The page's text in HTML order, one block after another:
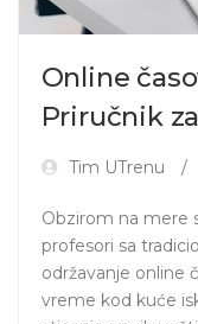
Online
Priručnik
Tim UTrenu
Obzirom na mere
profesori sa
održavanje online
vreme kod kuće